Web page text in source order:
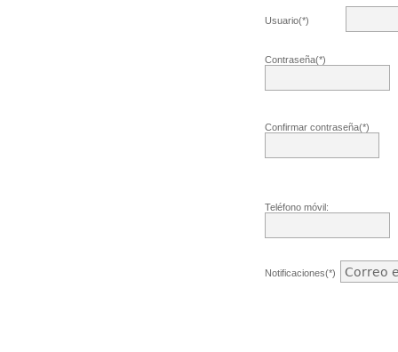
Usuario(*)
Contraseña(*)
Confirmar contraseña(*)
Teléfono móvil:
Notificaciones(*)